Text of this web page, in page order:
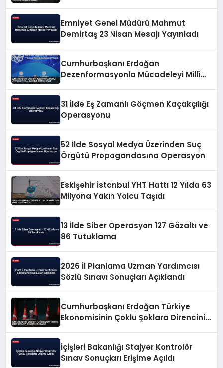
Emniyet Genel Müdürü Mahmut
Demirtaş 23 Nisan Mesajı Yayınladı
Cumhurbaşkanı Erdoğan
Dezenformasyonla Mücadeleyi Millî
31 İlde Eş Zamanlı Göçmen Kaçakçılığı
Operasyonu
52 İlde Sosyal Medya Üzerinden Suç
Örgütü Propagandasına Operasyon
Eskişehir İstanbul YHT Hattı 12 Yılda 63
Milyona Yakın Yolcu Taşıdı
13 İlde Siber Operasyon 127 Gözaltı ve
86 Tutuklama
2026 İl Planlama Uzman Yardımcısı
Sözlü Sınavı Sonuçları Açıklandı
Cumhurbaşkanı Erdoğan Türkiye
Ekonomisinin Çoklu Şoklara Direncini
İçişleri Bakanlığı Stajyer Kontrolör
Sınav Sonuçları Erişime Açıldı